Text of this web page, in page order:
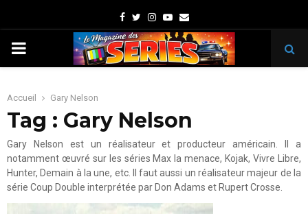
Facebook
TwitterInstagram
Youtube
Email
PRIMARY
Accueil Gary Nelson
Tag : Gary Nelson
Gary Nelson est un réalisateur et producteur américain. Il a
notamment œuvré sur les séries Max la menace, Kojak, Vivre Libre,
Hunter, Demain à la une, etc. Il faut aussi un réalisateur majeur de la
série Coup Double interprétée par Don Adams et Rupert Crosse.